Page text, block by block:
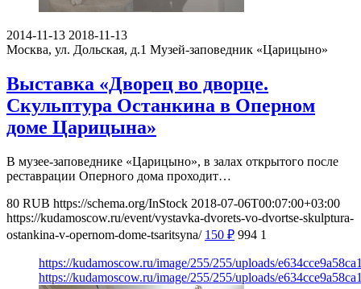
2014-11-13 2018-11-13
Москва, ул. Дольская, д.1 Музей-заповедник «Царицыно»
Выставка «Дворец во дворце.
Скульптура Останкина в Оперном
доме Царицына»
В музее-заповеднике «Царицыно», в залах открытого после
реставрации Оперного дома проходит…
80 RUB https://schema.org/InStock 2018-07-06T00:07:00+03:00
https://kudamoscow.ru/event/vystavka-dvorets-vo-dvortse-skulptura-
ostankina-v-opernom-dome-tsaritsyna/ 150 ₽ 994 1
https://kudamoscow.ru/image/255/255/uploads/
https://kudamoscow.ru/image/255/255/uploads/